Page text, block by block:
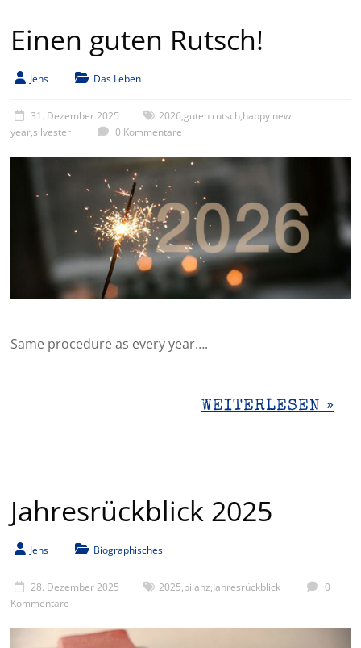
Einen guten Rutsch!
Jens Das Leben
31. Dezember 2025 2026,guten rutsch,happy new
year,silvester 0 Kommentare
Same procedure as every year….
WEITERLESEN »
Jahresrückblick 2025
Jens Biographisches
28. Dezember 2025 2025,bilanz,Jahresrückblick
0
Kommentare